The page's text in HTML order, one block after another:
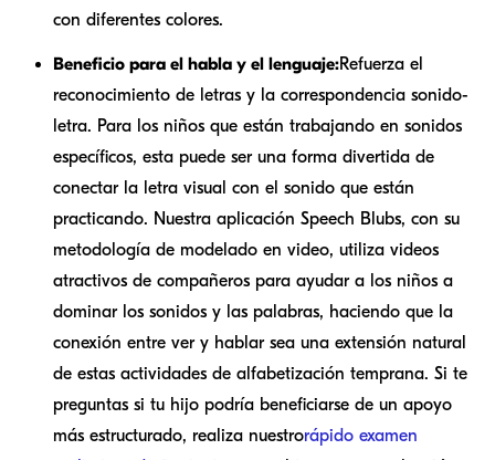
con diferentes colores.
Beneficio para el habla y el lenguaje:Refuerza el
reconocimiento de letras y la correspondencia sonido-
letra. Para los niños que están trabajando en sonidos
específicos, esta puede ser una forma divertida de
conectar la letra visual con el sonido que están
practicando. Nuestra aplicación Speech Blubs, con su
metodología de modelado en video, utiliza videos
atractivos de compañeros para ayudar a los niños a
dominar los sonidos y las palabras, haciendo que la
conexión entre ver y hablar sea una extensión natural
de estas actividades de alfabetización temprana. Si te
preguntas si tu hijo podría beneficiarse de un apoyo
más estructurado, realiza nuestrorápido examen